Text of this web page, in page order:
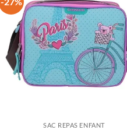
SAC REPAS ENFANT